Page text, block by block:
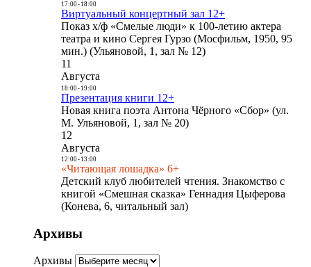
17:00- 18:00
Виртуальный концертный зал 12+
Показ х/ф «Смелые люди» к 100-летию актера
театра и кино Сергея Гурзо (Мосфильм, 1950, 95
мин.) (Ульяновой, 1, зал № 12)
11
Августа
18:00- 19:00
Презентация книги 12+
Новая книга поэта Антона Чёрного «Сбор» (ул.
М. Ульяновой, 1, зал № 20)
12
Августа
12:00- 13:00
«Читающая лошадка» 6+
Детский клуб любителей чтения. Знакомство с
книгой «Смешная сказка» Геннадия Цыферова
(Конева, 6, читальный зал)
Архивы
Архивы